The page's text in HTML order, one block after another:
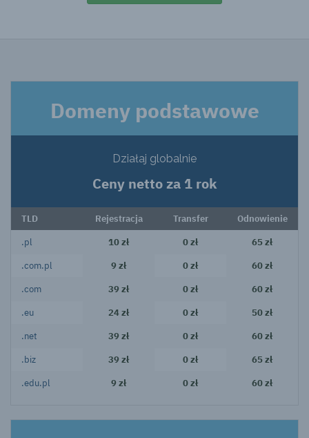
Domeny podstawowe
Działaj globalnie
Ceny netto za 1 rok
TLD Rejestracja Transfer Odnowienie
.pl 10 zł 0 zł 65 zł
.com.pl 9 zł 0 zł 60 zł
.com 39 zł 0 zł 60 zł
.eu 24 zł 0 zł 50 zł
.net 39 zł 0 zł 60 zł
.biz 39 zł 0 zł 65 zł
.edu.pl 9 zł 0 zł 60 zł